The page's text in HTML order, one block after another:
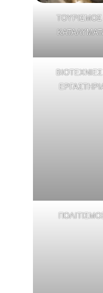
ΤΟΥΡΙΣΜΟΣ
ΒΙΟΤΕΧΝΙΕΣ